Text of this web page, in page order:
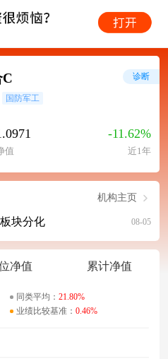
国防军工
值
-11.62%
近1年
诊断
机构主页
块分化 08-05
净值 累计净值
同类平均： 21.80%
业绩比较基准： 0.46%